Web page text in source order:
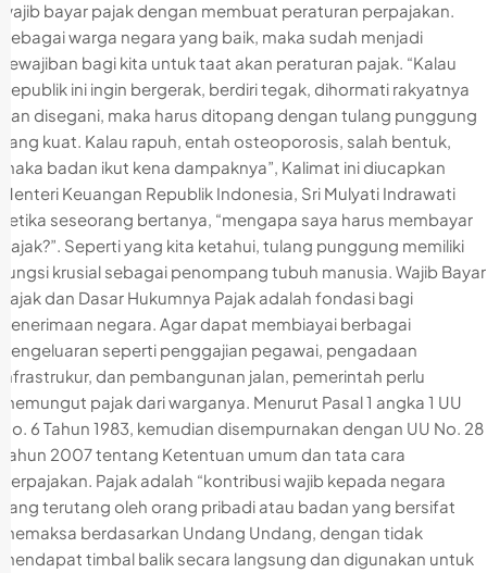
wajib bayar pajak dengan membuat peraturan perpajakan.
Sebagai warga negara yang baik, maka sudah menjadi
kewajiban bagi kita untuk taat akan peraturan pajak. “Kalau
Republik ini ingin bergerak, berdiri tegak, dihormati rakyatnya
dan disegani, maka harus ditopang dengan tulang punggung
yang kuat. Kalau rapuh, entah osteoporosis, salah bentuk,
maka badan ikut kena dampaknya”, Kalimat ini diucapkan
Menteri Keuangan Republik Indonesia, Sri Mulyati Indrawati
ketika seseorang bertanya, “mengapa saya harus membayar
pajak?”. Seperti yang kita ketahui, tulang punggung memiliki
fungsi krusial sebagai penompang tubuh manusia. Wajib Bayar
Pajak dan Dasar Hukumnya Pajak adalah fondasi bagi
penerimaan negara. Agar dapat membiayai berbagai
pengeluaran seperti penggajian pegawai, pengadaan
infrastrukur, dan pembangunan jalan, pemerintah perlu
memungut pajak dari warganya. Menurut Pasal 1 angka 1 UU
No. 6 Tahun 1983, kemudian disempurnakan dengan UU No. 28
Tahun 2007 tentang Ketentuan umum dan tata cara
perpajakan. Pajak adalah “kontribusi wajib kepada negara
yang terutang oleh orang pribadi atau badan yang bersifat
memaksa berdasarkan Undang Undang, dengan tidak
mendapat timbal balik secara langsung dan digunakan untuk